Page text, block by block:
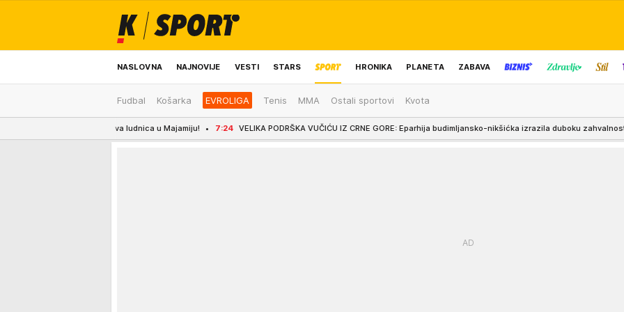
NASLOVNA NAJNOVIJE VESTI STARS HRONIKA PLANETA ZABAVA
ODRŽIVA BUDUĆNOST REGION NEWS IZBOR UREDNIKA
Fudbal Košarka EVROLIGA Tenis MMA Ostali sportovi Kvota
rekord i nova ludnica u Majamiju! 7:24 VELIKA PODRŠKA VUČIĆU IZ CRNE GORE: Eparhija budimljansko-nikšićka izrazila duboku zahvalnost predsedniku